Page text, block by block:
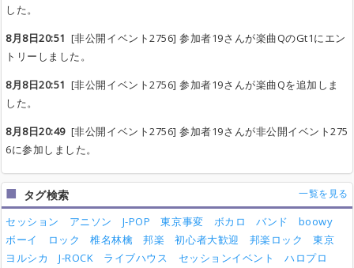
した。
8月8日20:51 [非公開イベント2756] 参加者19さんが楽曲QのGt1にエン
トリーしました。
8月8日20:51 [非公開イベント2756] 参加者19さんが楽曲Qを追加しま
した。
8月8日20:49[非公開イベント2756] 参加者19さんが非公開イベント275
6に参加しました。
タグ検索 一覧を見る
セッション アニソン J-POP 東京事変 ボカロ バンド
boowy
ボーイ
ロック 椎名林檎 邦楽 初心者大歓迎 邦楽ロック
東京
ヨルシカ
J-ROCK ライブハウス セッションイベント
ハロプロ